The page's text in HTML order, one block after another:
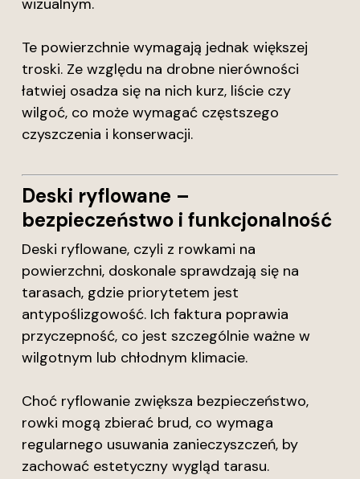
Te powierzchnie wymagają jednak większej
troski. Ze względu na drobne nierówności
łatwiej osadza się na nich kurz, liście czy
wilgoć, co może wymagać częstszego
czyszczenia i konserwacji.
Deski ryflowane –
bezpieczeństwo i funkcjonalność
Deski ryflowane, czyli z rowkami na
powierzchni, doskonale sprawdzają się na
tarasach, gdzie priorytetem jest
antypoślizgowość. Ich faktura poprawia
przyczepność, co jest szczególnie ważne w
wilgotnym lub chłodnym klimacie.
Choć ryflowanie zwiększa bezpieczeństwo,
rowki mogą zbierać brud, co wymaga
regularnego usuwania zanieczyszczeń, by
zachować estetyczny wygląd tarasu.